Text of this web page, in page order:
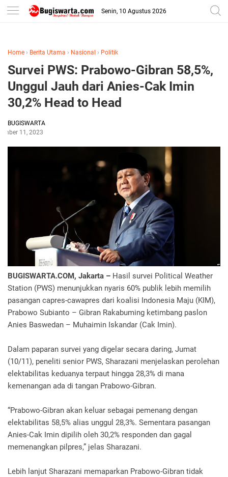
-->
Senin, 10 Agustus 2026
Home › Berita Utama › Nasional › Politik
Survei PWS: Prabowo-Gibran 58,5%,
Unggul Jauh dari Anies-Cak Imin
30,2% Head to Head
BUGISWARTA
11, 2023
BUGISWARTA.COM, Jakarta – Hasil survei Political Weather
Station (PWS) menunjukkan nyaris 60% publik lebih memilih
pasangan capres-cawapres dari koalisi Indonesia Maju (KIM),
Prabowo Subianto – Gibran Rakabuming ketimbang paslon
Anies Baswedan – Muhaimin Iskandar (Cak Imin).
Dalam paparan survei yang digelar secara daring, Jumat
(10/11), peneliti senior PWS, Sharazani menjelaskan perolehan
elektabilitas keduanya terpaut hingga 28,3% di mana
kemenangan ada di tangan Prabowo-Gibran.
“Prabowo-Gibran akan keluar sebagai pemenang dengan
elektabilitas 58,5% alias unggul 28,3%. Sementara pasangan
Anies-Cak Imin dipilih oleh 30,2% responden dan gagal
memenangkan pilpres,” jelas Sharazani.
Lebih lanjut Sharazani memaparkan Prabowo-Gibran tidak